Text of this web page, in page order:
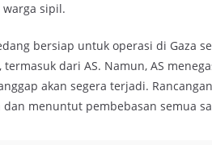
sipil.
bersiap untuk operasi di Gaza
dari AS. Namun, AS
akan segera terjadi.
menuntut pembebasan semua